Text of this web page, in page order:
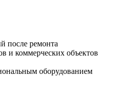
после ремонта
и коммерческих объектов
оборудованием